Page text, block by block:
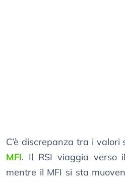
C’è discrepanza tra i valori
MFI. Il RSI viaggia verso
mentre il MFI si sta